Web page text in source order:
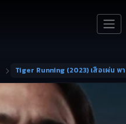
Tiger Running (2023) เสือเผ่น พ